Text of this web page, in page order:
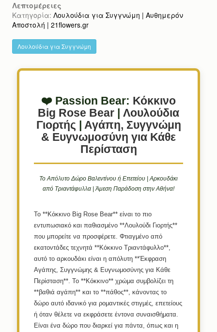
Λεπτομέρειες
Κατηγορία: Λουλούδια για Συγγνώμη | Αυθημερόν
Αποστολή | 21flowers.gr
Λουλούδια για Συγγνώμη
❤️ Passion Bear: Κόκκινο
Big Rose Bear | Λουλούδια
Γιορτής | Αγάπη, Συγγνώμη
& Ευγνωμοσύνη για Κάθε
Περίσταση
Το Απόλυτο Δώρο Βαλεντίνου ή Επετείου | Αρκουδάκι
από Τριαντάφυλλα | Άμεση Παράδοση στην Αθήνα!
Το **Κόκκινο Big Rose Bear** είναι το πιο
εντυπωσιακό και παθιασμένο **Λουλούδι Γιορτής**
που μπορείτε να προσφέρετε. Φτιαγμένο από
εκατοντάδες τεχνητά **Κόκκινο Τριαντάφυλλο**,
αυτό το αρκουδάκι είναι η απόλυτη **Έκφραση
Αγάπης, Συγγνώμης & Ευγνωμοσύνης για Κάθε
Περίσταση**. Το **Κόκκινο** χρώμα συμβολίζει τη
**βαθιά αγάπη** και το **πάθος**, κάνοντας το
δώρο αυτό ιδανικό για ρομαντικές στιγμές, επετείους
ή όταν θέλετε να εκφράσετε έντονα συναισθήματα.
Είναι ένα δώρο που διαρκεί για πάντα, όπως και η